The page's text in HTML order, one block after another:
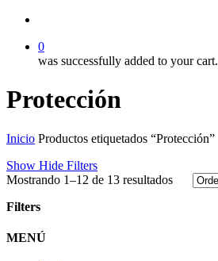
0
was successfully added to your cart.
Protección
Inicio Productos etiquetados “Protección”
Show Hide Filters
Mostrando 1–12 de 13 resultados
Filters
Close
MENÚ